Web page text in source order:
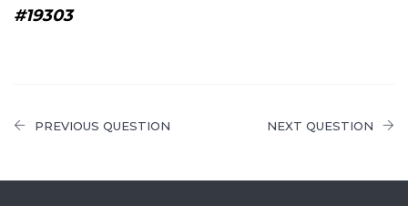
#19303
PREVIOUS QUESTION NEXT QUESTION